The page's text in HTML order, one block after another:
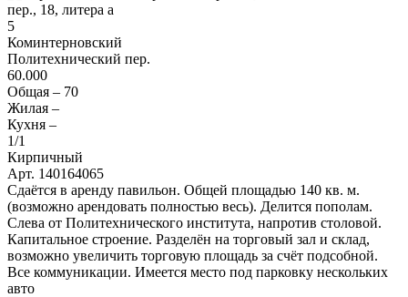
5
Коминтерновский
Политехнический пер.
60.000
Общая – 70
Жилая –
Кухня –
1/1
Кирпичный
Арт. 140164065
Сдаётся в аренду павильон. Общей площадью 140 кв. м.
(возможно арендовать полностью весь). Делится пополам.
Слева от Политехнического института, напротив столовой.
Капитальное строение. Разделён на торговый зал и склад,
возможно увеличить торговую площадь за счёт подсобной.
Все коммуникации. Имеется место под парковку нескольких
авто